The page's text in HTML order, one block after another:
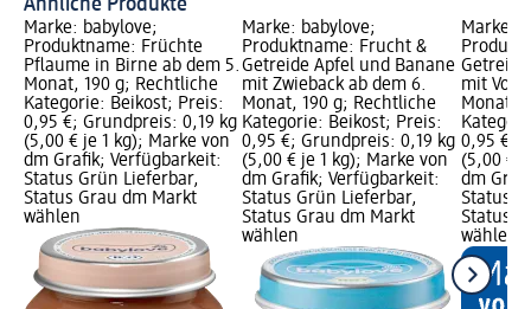
Ähnliche Produkte
Marke: babylove;
Produktname: Früchte
Pflaume in Birne ab dem 5.
Monat, 190 g; Rechtliche
Kategorie: Beikost; Preis:
0,95 €; Grundpreis: 0,19 kg
(5,00 € je 1 kg); Marke von
dm Grafik; Verfügbarkeit:
Status Grün Lieferbar,
Status Grau dm Markt
wählen
Marke: babylove;
Produktname: Frucht &
Getreide Apfel und Banane
mit Zwieback ab dem 6.
Monat, 190 g; Rechtliche
Kategorie: Beikost; Preis:
0,95 €; Grundpreis: 0,19 kg
(5,00 € je 1 kg); Marke von
dm Grafik; Verfügbarkeit:
Status Grün Lieferbar,
Status Grau dm Markt
wählen
Marke:
mit
Monat,
0,95 €;
(5,00 €
dm
Status
Status
wählen